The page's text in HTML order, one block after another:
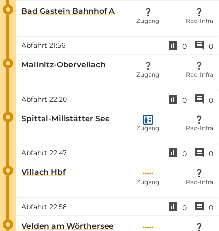
Bad Gastein Bahnhof A
Zugang Rad-Infra
Abfahrt 21:56 0 0
Mallnitz-Obervellach
Zugang Rad-Infra
Abfahrt 22:20 0 0
Spittal-Millstätter See
Zugang Rad-Infra
Abfahrt 22:47 0 0
Villach Hbf
Zugang Rad-Infra
Abfahrt 22:58 0 0
Velden am Wörthersee